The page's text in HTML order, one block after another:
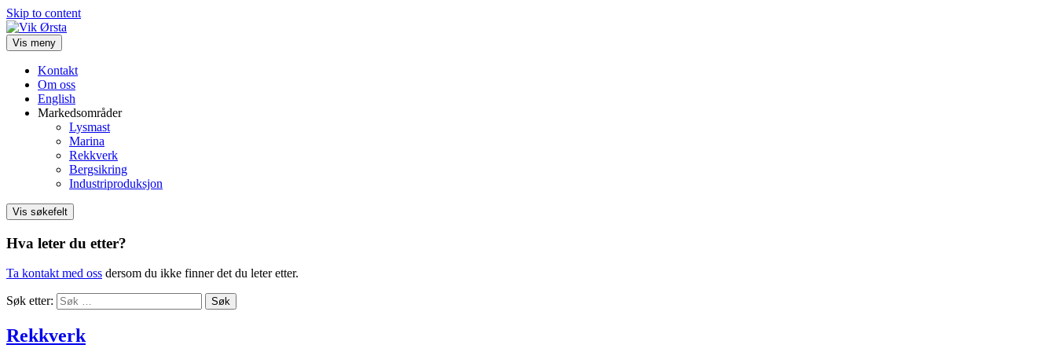
Skip to content
Vis meny
Kontakt
Om oss
English
Markedsområder
Lysmast
Marina
Rekkverk
Bergsikring
Industriproduksjon
Vis søkefelt
Hva leter du etter?
Ta kontakt med oss dersom du ikke finner det du leter etter.
Søk etter:
Rekkverk